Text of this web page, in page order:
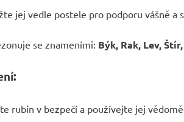
jej vedle postele pro podporu vášně a
se znameními: Býk, Rak, Lev,
rubín v bezpečí a používejte jej